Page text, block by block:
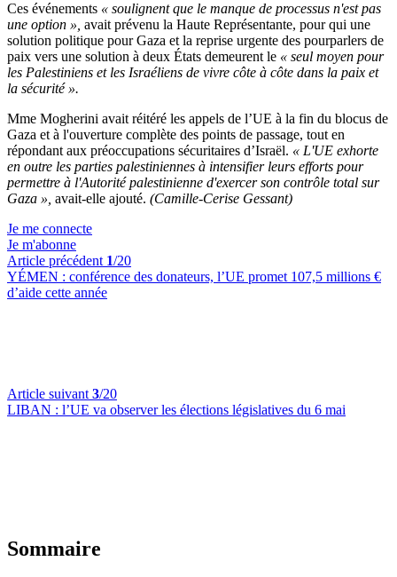
Ces événements « soulignent que le manque de processus n'est pas
une option », avait prévenu la Haute Représentante, pour qui une
solution politique pour Gaza et la reprise urgente des pourparlers de
paix vers une solution à deux États demeurent le « seul moyen pour
les Palestiniens et les Israéliens de vivre côte à côte dans la paix et
la sécurité ».
Mme Mogherini avait réitéré les appels de l’UE à la fin du blocus de
Gaza et à l'ouverture complète des points de passage, tout en
répondant aux préoccupations sécuritaires d’Israël. « L'UE exhorte
en outre les parties palestiniennes à intensifier leurs efforts pour
permettre à l'Autorité palestinienne d'exercer son contrôle total sur
Gaza », avait-elle ajouté. (Camille-Cerise Gessant)
Je me connecte
Je m'abonne
Article précédent 1/20
YÉMEN : conférence des donateurs, l’UE promet 107,5 millions €
d’aide cette année
Article suivant 3/20
LIBAN : l’UE va observer les élections législatives du 6 mai
Sommaire